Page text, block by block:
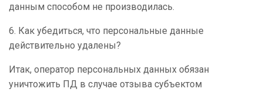
данным способом не производилась.
6. Как убедиться, что персональные данные
действительно удалены?
Итак, оператор персональных данных обязан
уничтожить ПД в случае отзыва субъектом